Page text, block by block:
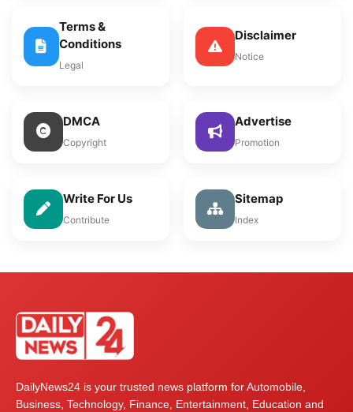
Terms &
Conditions
Legal
Disclaimer
Notice
DMCA
Copyright
Advertise
Promotion
Write For Us
Contribute
Sitemap
Index
DailyNews24 is your trusted news platform for Automobile,
Business, Technology, Finance, Entertainment, Education and